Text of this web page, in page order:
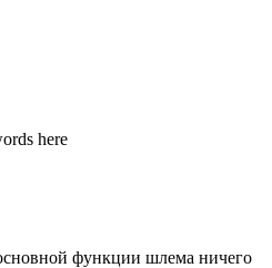
here
функции шлема ничего